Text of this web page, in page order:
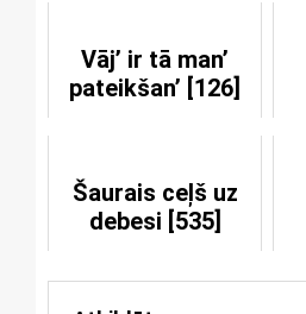
Vāj’ ir tā man’
pateikšan’ [126]
Šaurais ceļš uz
debesi [535]